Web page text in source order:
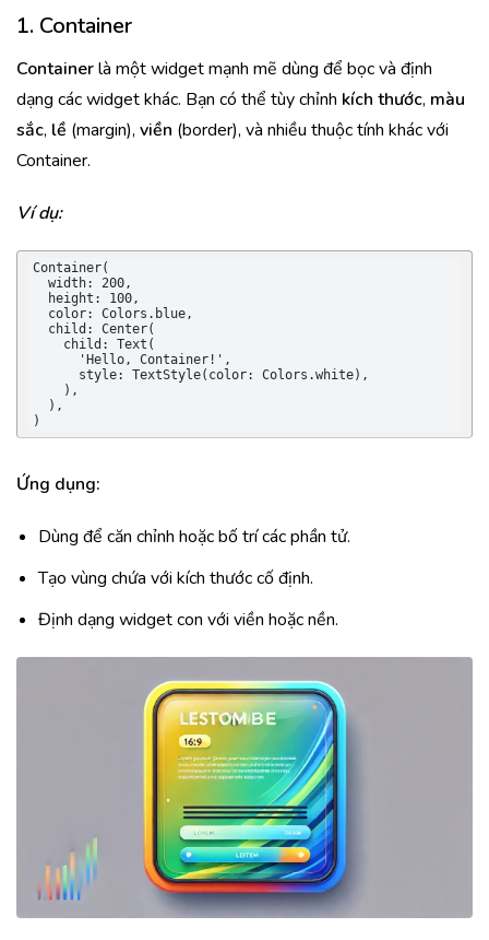
1. Container
Containerlà một widget mạnh mẽ dùng để bọc và định
dạng các widget khác. Bạn có thể tùy chỉnh kích thước, màu
sắc, lề (margin), viền (border), và nhiều thuộc tính khác với
Container.
Ví dụ:
Container(
)
Ứng dụng:
Dùng để căn chỉnh hoặc bố trí các phần tử.
Tạo vùng chứa với kích thước cố định.
Định dạng widget con với viền hoặc nền.